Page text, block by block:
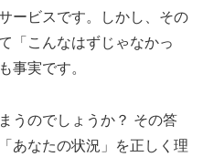
ービスです。しかし、その
「こんなはずじゃなかっ
事実です。
うのでしょうか？ その答
あなたの状況」を正しく理